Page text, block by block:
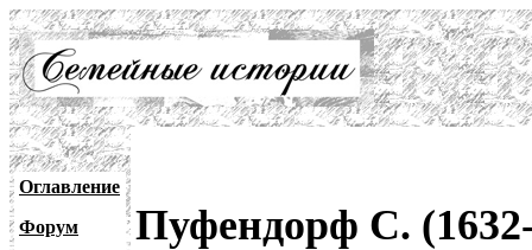
Оглавление
Форум
Пуфендорф С.